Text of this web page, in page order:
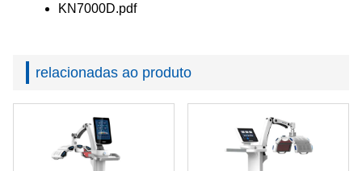
KN7000D.pdf
relacionadas ao produto